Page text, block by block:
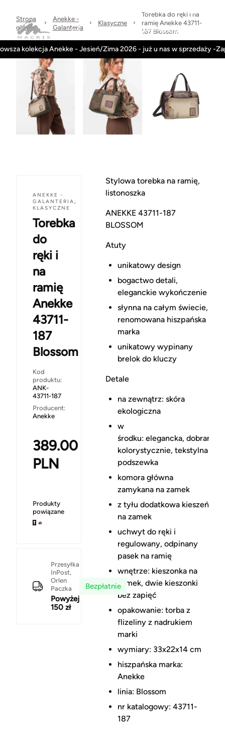
zwrot
Regulamin
Obuwie-Wiosna26
kolekcja Anekke - Jesień/Zima 2026 - już u nas w sprzedaży -
Strona
główna
Anekke -
Galanteria
Klasyczne
Torebka do ręki i na
ramię Anekke 43711-
187 Blossom
ANEKKE -
GALANTERIA,
KLASYCZNE
Torebka
do
ręki i
na
ramię
Anekke
43711-
187
Blossom
Kod
produktu:
ANK-
43711-187
Producent:
Anekke
389.00
PLN
Produkty
powiązane
Przesyłka
InPost,
Orlen
Paczka
Powyżej
150 zł
Bezpłatnie
Stylowa torebka na ramię,
listonoszka
ANEKKE 43711-187
BLOSSOM
Atuty
unikatowy design
bogactwo detali,
eleganckie wykończenie
słynna na całym świecie,
renomowana hiszpańska
marka
unikatowy wypinany
brelok do kluczy
Detale
na zewnątrz: skóra
ekologiczna
w
środku: elegancka, dobrana
kolorystycznie, tekstylna
podszewka
komora główna
zamykana na zamek
z tyłu dodatkowa kieszeń
na zamek
uchwyt do ręki i
regulowany, odpinany
pasek na ramię
wnętrze: kieszonka na
zamek, dwie kieszonki
bez zapięć
opakowanie: torba z
flizeliny z nadrukiem
marki
wymiary: 33x22x14 cm
hiszpańska marka:
Anekke
linia: Blossom
nr katalogowy: 43711-
187